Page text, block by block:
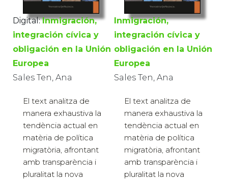
Digital: Inmigración,
integración cívica y
obligación en la Unión
Europea
Sales Ten, Ana
El text analitza de
manera exhaustiva la
tendència actual en
matèria de política
migratòria, afrontant
amb transparència i
pluralitat la nova
Inmigración,
integración cívica y
obligación en la Unión
Europea
Sales Ten, Ana
El text analitza de
manera exhaustiva la
tendència actual en
matèria de política
migratòria, afrontant
amb transparència i
pluralitat la nova